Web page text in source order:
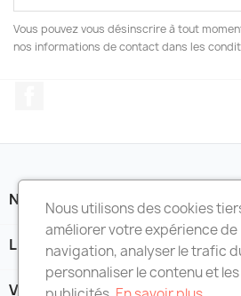
Vous pouvez vous désinscrire à tout
nos informations de contact dans les
NOTRE SOCIÉTÉ
LIENS UTILES
VOTRE COMPTE
Nous utilisons des cookies
améliorer votre expérience de
navigation, analyser le trafic
personnaliser le contenu et les